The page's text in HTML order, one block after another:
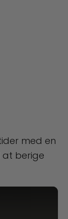
med en
at berige